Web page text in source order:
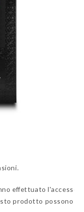
effettuato l'accesso
prodotto possono